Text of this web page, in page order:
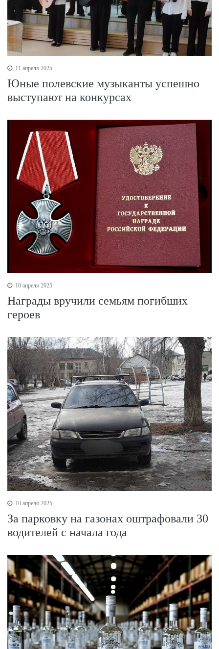
11 апреля 2025
Юные полевские музыканты успешно
выступают на конкурсах
10 апреля 2025
Награды вручили семьям погибших
героев
10 апреля 2025
За парковку на газонах оштрафовали 30
водителей с начала года